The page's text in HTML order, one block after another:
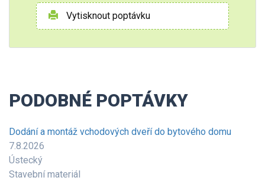
Vytisknout poptávku
PODOBNÉ POPTÁVKY
Dodání a montáž vchodových dveří do bytového domu
7.8.2026
Ústecký
Stavební materiál